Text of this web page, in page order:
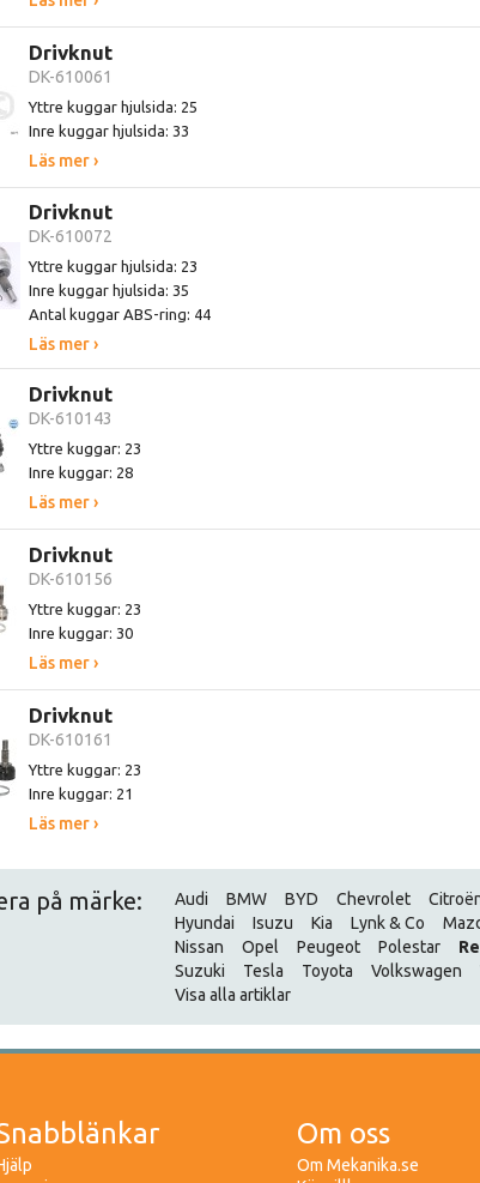
Drivknut
DK-610061
Yttre kuggar hjulsida: 25
Inre kuggar hjulsida: 33
Läs mer ›
Drivknut
DK-610072
Yttre kuggar hjulsida: 23
Inre kuggar hjulsida: 35
Antal kuggar ABS-ring: 44
Läs mer ›
Drivknut
DK-610143
Yttre kuggar: 23
Inre kuggar: 28
Läs mer ›
Drivknut
DK-610156
Yttre kuggar: 23
Inre kuggar: 30
Läs mer ›
Drivknut
DK-610161
Yttre kuggar: 23
Inre kuggar: 21
Läs mer ›
på märke: Audi BMW BYD Chevrolet
Hyundai
Isuzu Kia Lynk & Co
Nissan
Opel Peugeot Polestar
Suzuki
Tesla Toyota Volkswagen
Visa alla artiklar
Om oss
Om Mekanika.se